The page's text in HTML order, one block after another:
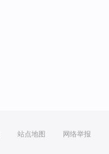
站点地图 网络举报